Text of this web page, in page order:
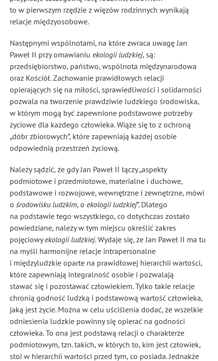
to w pierwszym rzędzie z więzów rodzinnych wynikają
relacje międzyosobowe.
Następnymi wspólnotami, na które zwraca uwagę Jan
Paweł II przy omawianiu ekologii ludzkiej, są:
przedsiębiorstwo, państwo, wspólnota międzynarodowa
oraz Kościół. Zachowanie prawidłowych relacji
opierających się na miłości, sprawiedliwości i solidarności
pozwala na tworzenie prawdziwie ludzkiego środowiska,
w którym mogą być zapewnione podstawowe potrzeby
życiowe dla każdego człowieka. Wiąże się to z ochroną
„dóbr zbiorowych”, które zapewniają każdej osobie
odpowiednią przestrzeń życiową.
Należy sądzić, że gdy Jan Paweł II łączy „aspekty
podmiotowe i przedmiotowe, materialne i duchowe,
podstawowe i rozwojowe, wewnętrzne i zewnętrzne, mówi
o środowisku ludzkim, o ekologii ludzkiej”. Dlatego
na podstawie tego wszystkiego, co dotychczas zostało
powiedziane, należy w tym miejscu określić zakres
pojęciowyekologii ludzkiej. Wydaje się, że Jan Paweł II ma tu
na myśli harmonijne relacje intrapersonalne
i międzyludzkie oparte na prawidłowej hierarchii wartości,
które zapewniają integralność osobie i pozwalają
stawać się i pozostawać człowiekiem. Tylko takie relacje
chronią godność ludzką i podstawową wartość człowieka,
jaką jest życie. Można w celu uściślenia dodać, że wszelkie
odniesienia ludzkie powinny się opierać na godności
człowieka. To ona jest podstawą relacji o charakterze
podmiotowym, tzn. takich, w których to, kim jest człowiek,
stoi w hierarchii wartości przed tym, co posiada. Jednakże